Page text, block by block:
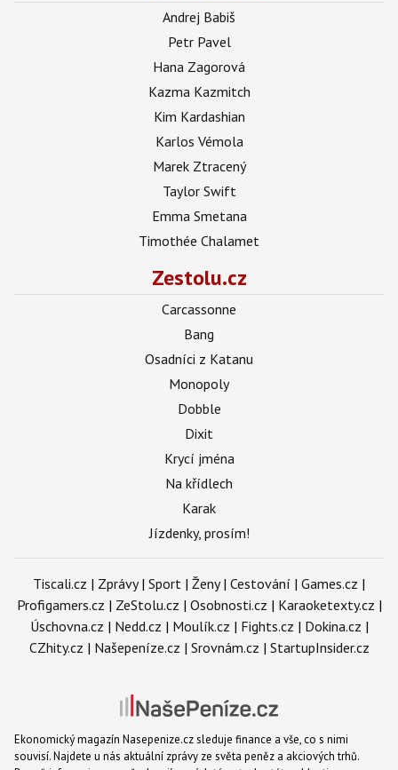
Andrej Babiš
Petr Pavel
Hana Zagorová
Kazma Kazmitch
Kim Kardashian
Karlos Vémola
Marek Ztracený
Taylor Swift
Emma Smetana
Timothée Chalamet
Zestolu.cz
Carcassonne
Bang
Osadníci z Katanu
Monopoly
Dobble
Dixit
Krycí jména
Na křídlech
Karak
Jízdenky, prosím!
Tiscali.cz | Zprávy| Sport | Ženy| Cestování | Games.cz |
Profigamers.cz | ZeStolu.cz | Osobnosti.cz | Karaoketexty.cz |
Úschovna.cz | Nedd.cz | Moulík.cz | Fights.cz | Dokina.cz |
CZhity.cz | Našepeníze.cz | Srovnám.cz | StartupInsider.cz
Ekonomický magazín Nasepenize.cz sleduje finance a vše, co s nimi
souvisí. Najdete u nás aktuální zprávy ze světa peněz a akciových trhů.